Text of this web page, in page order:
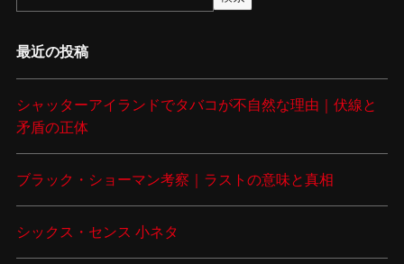
最近の投稿
シャッターアイランドでタバコが不自然な理由｜伏線と
矛盾の正体
ブラック・ショーマン考察｜ラストの意味と真相
シックス・センス 小ネタ